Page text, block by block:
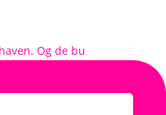
Og de bu